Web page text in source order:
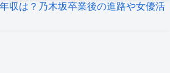
収は？乃木坂卒業後の進路や女優活